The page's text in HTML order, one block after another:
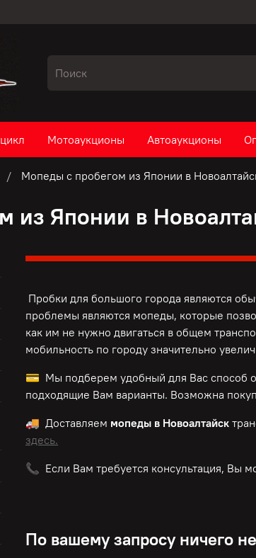
Мотоаукционы Автоаукционы
Мопеды с пробегом из Японии в
из Японии в
Пробки для большого города являются
проблемы являются мопеды, которые
как им не нужно двигаться в общем
мобильность по городу значительно
💳 Мы подберем удобный для Вас способ
подходящие Вам варианты. Возможна
🚚 Доставляем мопеды в Новоалтайск
здесь.
📞 Если Вам требуется консультация, Вы
По вашему запросу ничего